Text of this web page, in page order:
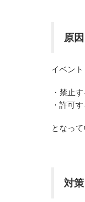
原
イベン
・禁止
・許可
となっ
対